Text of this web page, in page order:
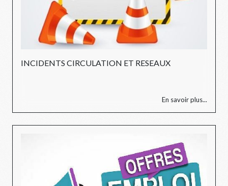
INCIDENTS CIRCULATION ET RESEAUX
En savoir plus...